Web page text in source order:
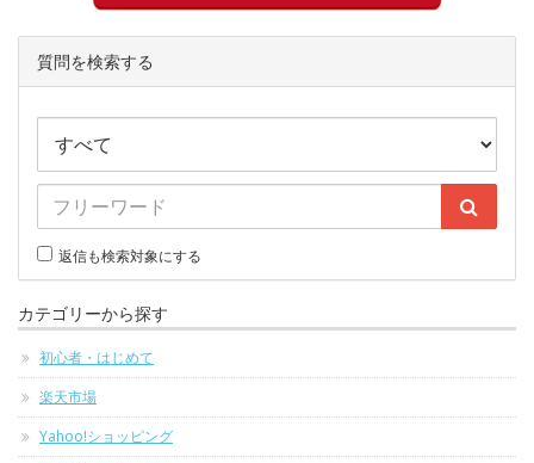
質問を検索する
返信も検索対象にする
カテゴリーから探す
初心者・はじめて
楽天市場
Yahoo!ショッピング